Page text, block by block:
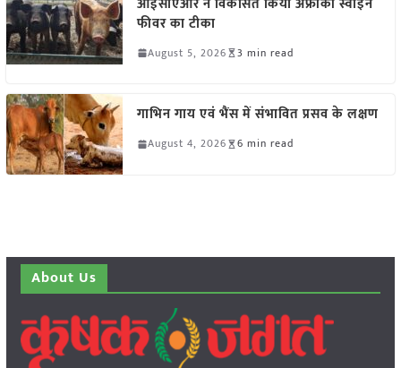
फीवर का टीका
August 5, 2026 3 min read
गाभिन गाय एवं भैंस में संभावित प्रसव के लक्षण
August 4, 2026 6 min read
About Us